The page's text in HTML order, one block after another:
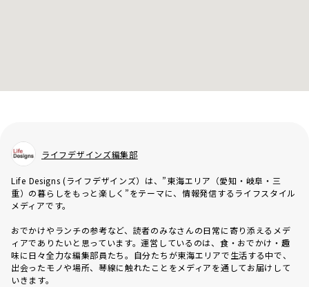
ライフデザインズ編集部
Life Designs (ライフデザインズ）は、”東海エリア（愛知・岐阜・三
重）の暮らしをもっと楽しく”をテーマに、情報発信するライフスタイル
メディアです。
おでかけやランチの参考など、読者のみなさんの日常に寄り添えるメデ
ィアでありたいと思っています。運営しているのは、食・おでかけ・趣
味に日々全力な編集部員たち。自分たちが東海エリアで生活する中で、
出会ったモノや場所、琴線に触れたことをメディアを通してお届けして
いきます。